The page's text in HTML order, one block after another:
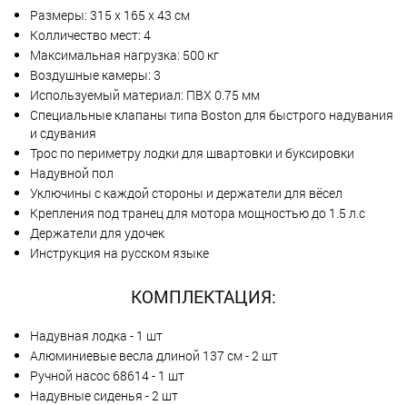
Размеры: 315 х 165 х 43 см
Колличество мест: 4
Максимальная нагрузка: 500 кг
Воздушные камеры: 3
Используемый материал: ПВХ 0.75 мм
Специальные клапаны типа Boston для быстрого надувания
и сдувания
Трос по периметру лодки для швартовки и буксировки
Надувной пол
Уключины с каждой стороны и держатели для вёсел
Крепления под транец для мотора мощностью до 1.5 л.с
Держатели для удочек
Инструкция на русском языке
КОМПЛЕКТАЦИЯ:
Надувная лодка - 1 шт
Алюминиевые весла длиной 137 см - 2 шт
Ручной насос 68614 - 1 шт
Надувные сиденья - 2 шт